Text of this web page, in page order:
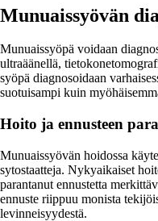
Munuaissyövän
Munuaissyöpä voidaan
ultraäänellä,
syöpä diagnosoidaan
suotuisampi kuin
Hoito ja ennusteen
Munuaissyövän hoidossa
sytostaatteja. Nykyaikaiset
parantanut ennustetta
ennuste riippuu monista
levinneisyydestä.